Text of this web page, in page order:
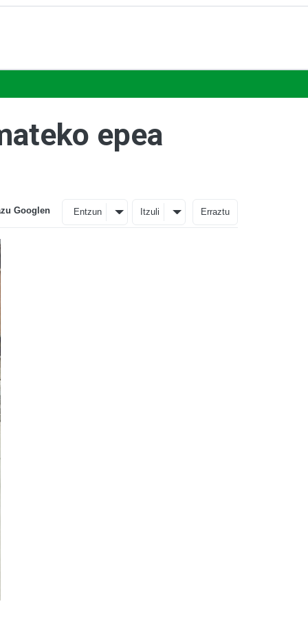
epea
Googlen Entzun Itzuli Erraztu